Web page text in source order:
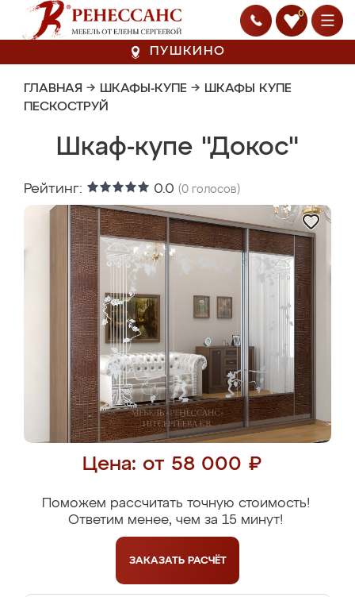
0
ПУШКИНО
ГЛАВНАЯ → ШКАФЫ-КУПЕ → ШКАФЫ КУПЕ
ПЕСКОСТРУЙ
Шкаф-купе "Докос"
Рейтинг: 0.0 (0 голосов)
Цена: от 58 000 ₽
Поможем рассчитать точную стоимость!
Ответим менее, чем за 15 минут!
ЗАКАЗАТЬ РАСЧЁТ